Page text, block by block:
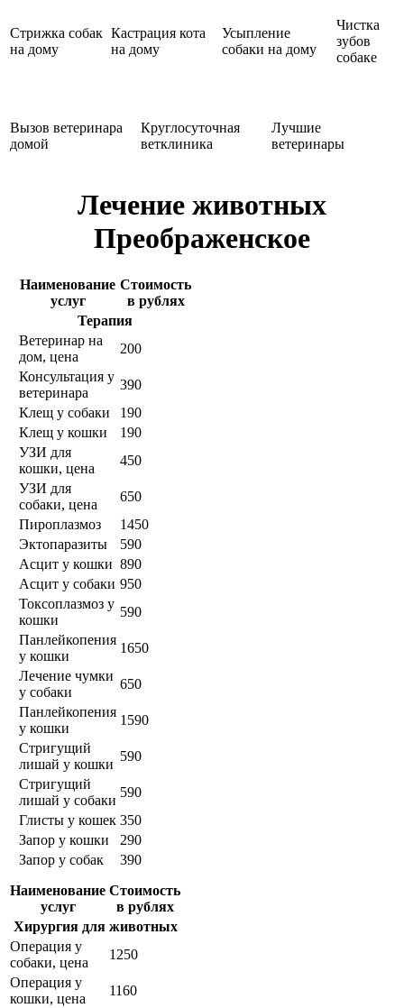
Стрижка собак
на дому
Кастрация кота
на дому
Усыпление
собаки на дому
Чистка
зубов
собаке
Вызов ветеринара
домой
Круглосуточная
ветклиника
Лучшие
ветеринары
Лечение животных
Преображенское
Наименование
услуг
Стоимость
в рублях
Терапия
Ветеринар на
дом, цена
200
Консультация у
ветеринара
390
Клещ у собаки
190
Клещ у кошки
190
УЗИ для
кошки, цена
450
УЗИ для
собаки, цена
650
Пироплазмоз
1450
Эктопаразиты
590
Асцит у кошки 890
Асцит у собаки 950
Токсоплазмоз у
кошки
590
Панлейкопения
у кошки
1650
Лечение чумки
у собаки
650
Панлейкопения
у кошки
1590
Стригущий
лишай у кошки
590
Стригущий
лишай у собаки
590
Глисты у кошек 350
Запор у кошки
290
Запор у собак
390
Наименование
услуг
Стоимость
в рублях
Хирургия для животных
Операция у
собаки, цена
1250
Операция у
кошки, цена
1160